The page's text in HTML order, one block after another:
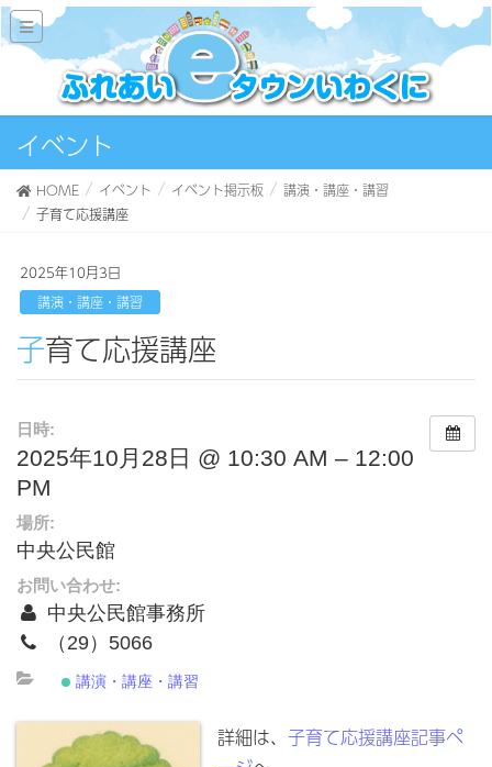
イベント
HOME イベント イベント掲示板
講演・講座・講習
子育て応援講座
2025年10月3日
講演・講座・講習
子育て応援講座
日時:
2025年10月28日 @ 10:30 AM – 12:00
PM
場所:
中央公民館
お問い合わせ:
中央公民館事務所
（29）5066
講演・講座・講習
詳細は、子育て応援講座記事ペ